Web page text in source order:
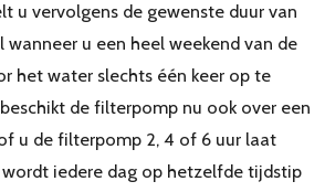
u vervolgens de gewenste duur van
wanneer u een heel weekend van de
het water slechts één keer op te
de filterpomp nu ook over een
u de filterpomp 2, 4 of 6 uur laat
iedere dag op hetzelfde tijdstip